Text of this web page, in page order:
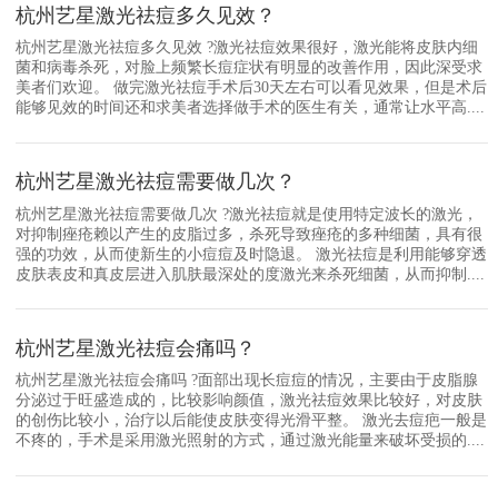
杭州艺星激光祛痘多久见效？
杭州艺星激光祛痘多久见效 ?激光祛痘效果很好，激光能将皮肤内细
菌和病毒杀死，对脸上频繁长痘症状有明显的改善作用，因此深受求
美者们欢迎。 做完激光祛痘手术后30天左右可以看见效果，但是术后
能够见效的时间还和求美者选择做手术的医生有关，通常让水平高....
杭州艺星激光祛痘需要做几次？
杭州艺星激光祛痘需要做几次 ?激光祛痘就是使用特定波长的激光，
对抑制痤疮赖以产生的皮脂过多，杀死导致痤疮的多种细菌，具有很
强的功效，从而使新生的小痘痘及时隐退。 激光祛痘是利用能够穿透
皮肤表皮和真皮层进入肌肤最深处的度激光来杀死细菌，从而抑制....
杭州艺星激光祛痘会痛吗？
杭州艺星激光祛痘会痛吗 ?面部出现长痘痘的情况，主要由于皮脂腺
分泌过于旺盛造成的，比较影响颜值，激光祛痘效果比较好，对皮肤
的创伤比较小，治疗以后能使皮肤变得光滑平整。 激光去痘疤一般是
不疼的，手术是采用激光照射的方式，通过激光能量来破坏受损的....